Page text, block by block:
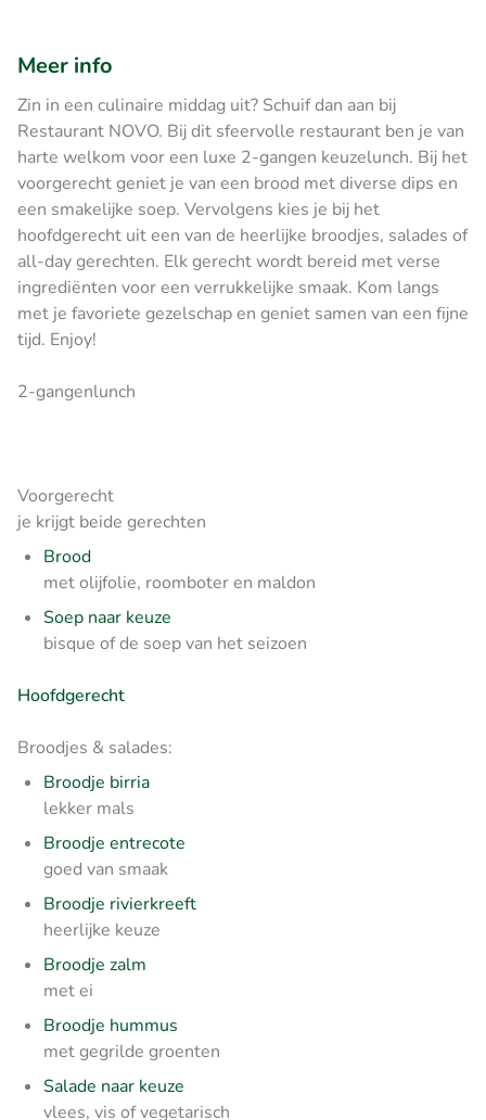
Meer info
Zin in een culinaire middag uit? Schuif dan aan bij
Restaurant NOVO. Bij dit sfeervolle restaurant ben je van
harte welkom voor een luxe 2-gangen keuzelunch. Bij het
voorgerecht geniet je van een brood met diverse dips en
een smakelijke soep. Vervolgens kies je bij het
hoofdgerecht uit een van de heerlijke broodjes, salades of
all-day gerechten. Elk gerecht wordt bereid met verse
ingrediënten voor een verrukkelijke smaak. Kom langs
met je favoriete gezelschap en geniet samen van een fijne
tijd. Enjoy!
2-gangenlunch
Voorgerecht
je krijgt beide gerechten
Brood
met olijfolie, roomboter en maldon
Soep naar keuze
bisque of de soep van het seizoen
Hoofdgerecht
Broodjes & salades:
Broodje birria
lekker mals
Broodje entrecote
goed van smaak
Broodje rivierkreeft
heerlijke keuze
Broodje zalm
met ei
Broodje hummus
met gegrilde groenten
Salade naar keuze
vlees, vis of vegetarisch